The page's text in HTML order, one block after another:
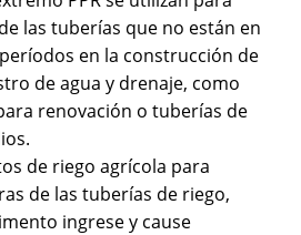
las tuberías que no están en
en la construcción de
de agua y drenaje, como
renovación o tuberías de
de riego agrícola para
de las tuberías de riego,
ingrese y cause